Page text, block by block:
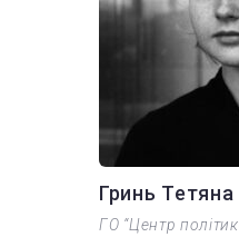
Гринь Тетяна
ГО “Центр